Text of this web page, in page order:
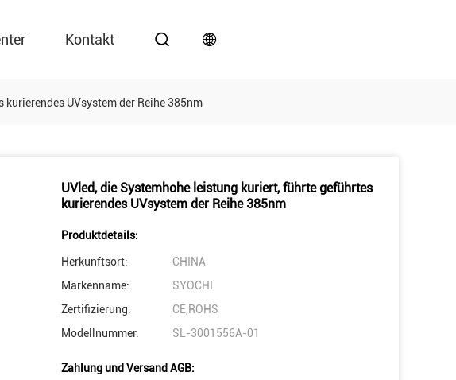
Kontakt
UVsystem der Reihe 385nm
UVled, die Systemhohe leistung kuriert, führte geführtes
kurierendes UVsystem der Reihe 385nm
Produktdetails:
Herkunftsort:
CHINA
Markenname:
SYOCHI
Zertifizierung:
CE,ROHS
Modellnummer:
SL-3001556A-01
Zahlung und Versand AGB: